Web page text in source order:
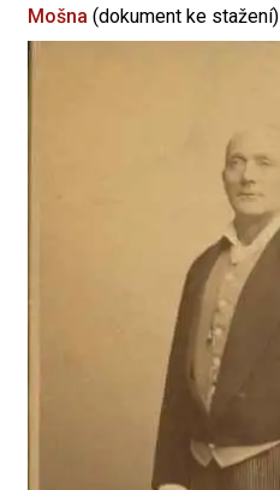
Mošna (dokument ke stažení)